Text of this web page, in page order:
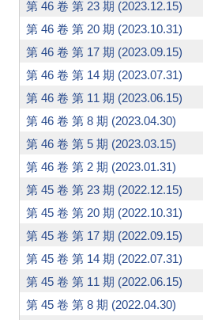
第 46 卷 第 23 期 (2023.12.15)
第 46 卷 第 20 期 (2023.10.31)
第 46 卷 第 17 期 (2023.09.15)
第 46 卷 第 14 期 (2023.07.31)
第 46 卷 第 11 期 (2023.06.15)
第 46 卷 第 8 期 (2023.04.30)
第 46 卷 第 5 期 (2023.03.15)
第 46 卷 第 2 期 (2023.01.31)
第 45 卷 第 23 期 (2022.12.15)
第 45 卷 第 20 期 (2022.10.31)
第 45 卷 第 17 期 (2022.09.15)
第 45 卷 第 14 期 (2022.07.31)
第 45 卷 第 11 期 (2022.06.15)
第 45 卷 第 8 期 (2022.04.30)